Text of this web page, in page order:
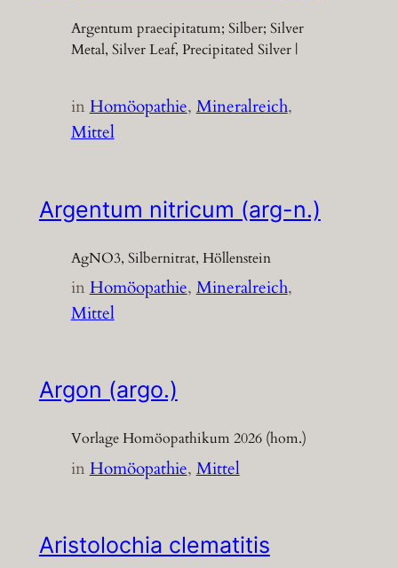
Argentum praecipitatum; Silber; Silver
Metal, Silver Leaf, Precipitated Silver |
inHomöopathie, Mineralreich
Mittel
Argentum nitricum (arg-n.)
AgNO3, Silbernitrat, Höllenstein
inHomöopathie, Mineralreich
Mittel
Argon (argo.)
Vorlage Homöopathikum 2026 (hom.)
inHomöopathie, Mittel
Aristolochia clematitis